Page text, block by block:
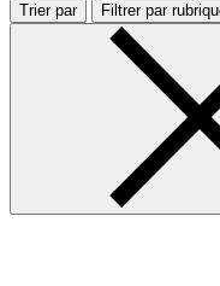
Trier par Filtrer par